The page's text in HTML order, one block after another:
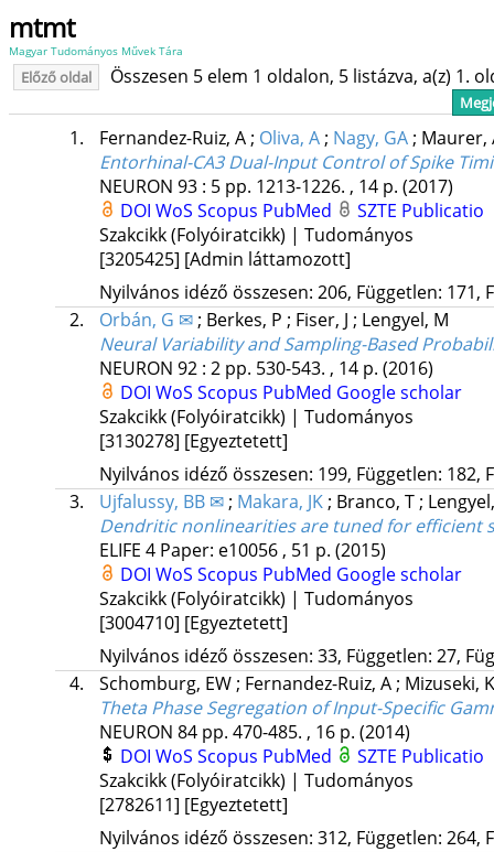
mtmt
Magyar Tudományos Művek Tára
Előző oldal Összesen 5 elem 1 oldalon, 5 listázva, a(z) 1.
1. Fernandez-Ruiz, A; Oliva, A; Nagy, GA; Maurer,
Entorhinal-CA3 Dual-Input Control of Spike
NEURON 93: 5 pp. 1213-1226. , 14 p. (2017)
DOI WoS Scopus PubMed
SZTE Publicatio
Szakcikk (Folyóiratcikk) | Tudományos
[3205425] [Admin láttamozott]
Nyilvános idéző összesen: 206, Független: 171,
2.
Orbán, G ✉; Berkes, P ; Fiser, J ; Lengyel, M
Neural Variability and Sampling-Based
NEURON 92: 2 pp. 530-543. , 14 p. (2016)
DOI WoS Scopus PubMed Google scholar
Szakcikk (Folyóiratcikk) | Tudományos
[3130278] [Egyeztetett]
Nyilvános idéző összesen: 199, Független: 182,
3.
Ujfalussy, BB ✉; Makara, JK; Branco, T;
Dendritic nonlinearities are tuned for efficient
ELIFE 4 Paper: e10056 , 51 p. (2015)
DOI WoS Scopus PubMed Google scholar
Szakcikk (Folyóiratcikk) | Tudományos
[3004710] [Egyeztetett]
Nyilvános idéző összesen: 33, Független: 27,
4.
Schomburg, EW; Fernandez-Ruiz, A; Mizuseki,
Theta Phase Segregation of Input-Specific
NEURON 84 pp. 470-485. , 16 p. (2014)
DOI WoS Scopus PubMed
SZTE Publicatio
Szakcikk (Folyóiratcikk) | Tudományos
[2782611] [Egyeztetett]
Nyilvános idéző összesen: 312, Független: 264,